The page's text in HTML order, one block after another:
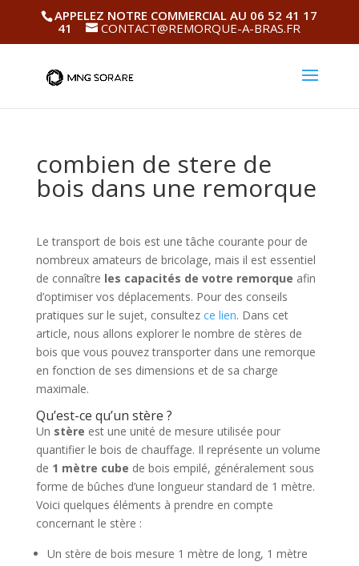
APPELEZ NOTRE COMMERCIAL AU 06 52 41 17
41
CONTACT@REMORQUE-A-BRAS.FR
combien de stere de
bois dans une remorque
Le transport de bois est une tâche courante pour de
nombreux amateurs de bricolage, mais il est essentiel
de connaître les capacités de votre remorque afin
d’optimiser vos déplacements. Pour des conseils
pratiques sur le sujet, consultez ce lien. Dans cet
article, nous allons explorer le nombre de stères de
bois que vous pouvez transporter dans une remorque
en fonction de ses dimensions et de sa charge
maximale.
Qu’est-ce qu’un stère ?
Un stère est une unité de mesure utilisée pour
quantifier le bois de chauffage. Il représente un volume
de 1 mètre cube de bois empilé, généralement sous
forme de bûches d’une longueur standard de 1 mètre.
Voici quelques éléments à prendre en compte
concernant le stère :
Un stère de bois mesure 1 mètre de long, 1 mètre